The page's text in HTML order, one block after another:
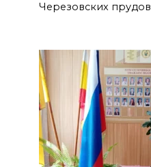
Черезовских прудов